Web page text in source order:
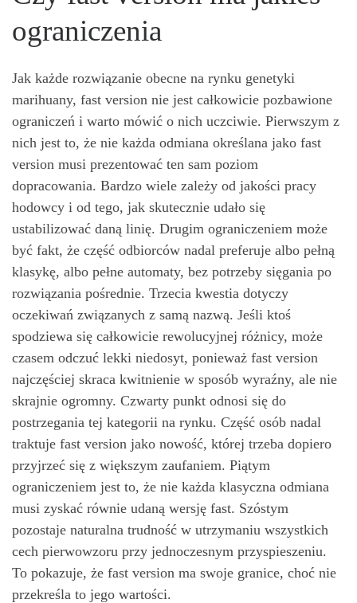
ograniczenia
Jak każde rozwiązanie obecne na rynku genetyki
marihuany, fast version nie jest całkowicie pozbawione
ograniczeń i warto mówić o nich uczciwie. Pierwszym z
nich jest to, że nie każda odmiana określana jako fast
version musi prezentować ten sam poziom
dopracowania. Bardzo wiele zależy od jakości pracy
hodowcy i od tego, jak skutecznie udało się
ustabilizować daną linię. Drugim ograniczeniem może
być fakt, że część odbiorców nadal preferuje albo pełną
klasykę, albo pełne automaty, bez potrzeby sięgania po
rozwiązania pośrednie. Trzecia kwestia dotyczy
oczekiwań związanych z samą nazwą. Jeśli ktoś
spodziewa się całkowicie rewolucyjnej różnicy, może
czasem odczuć lekki niedosyt, ponieważ fast version
najczęściej skraca kwitnienie w sposób wyraźny, ale nie
skrajnie ogromny. Czwarty punkt odnosi się do
postrzegania tej kategorii na rynku. Część osób nadal
traktuje fast version jako nowość, której trzeba dopiero
przyjrzeć się z większym zaufaniem. Piątym
ograniczeniem jest to, że nie każda klasyczna odmiana
musi zyskać równie udaną wersję fast. Szóstym
pozostaje naturalna trudność w utrzymaniu wszystkich
cech pierwowzoru przy jednoczesnym przyspieszeniu.
To pokazuje, że fast version ma swoje granice, choć nie
przekreśla to jego wartości.